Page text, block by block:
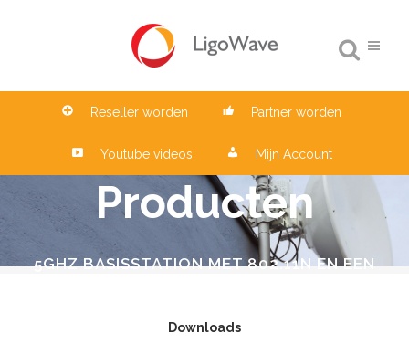
Reseller worden Partner worden
Youtube videos Mijn Account
Producten
5GHZ BASISSTATION MET 802.11N EN EEN
Downloads